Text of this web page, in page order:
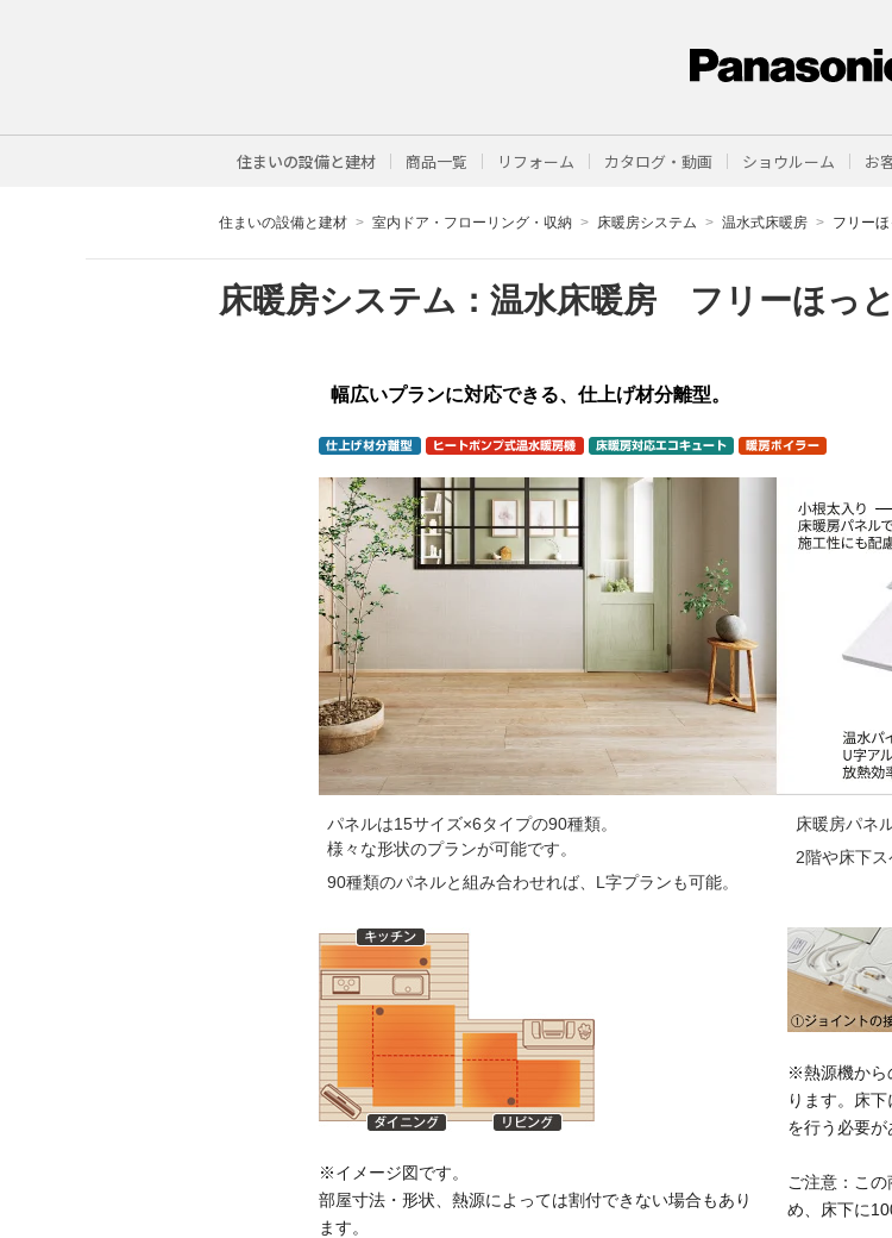
住まいの設備と建材 商品一覧 リフォーム カタログ・動画 ショウルーム お
住まいの設備と建材 室内ドア・フローリング・収納 床暖房システム 温水式床暖房 フリー
床暖房システム：温水床暖房 フリーほっ
幅広いプランに対応できる、仕上げ材分離型。
パネルは15サイズ×6タイプの90種類。
様々な形状のプランが可能です。
90種類のパネルと組み合わせれば、L字プランも可能。
床暖房パネ
2階や床下ス
※イメージ図です。
部屋寸法・形状、熱源によっては割付できない場合もあり
ます。
※熱源機から
ります。床
を行う必要が
ご注意：こ
め、床下に